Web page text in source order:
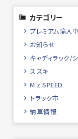
カテゴリー
プレミアム輸入
お知らせ
キャディラック/
スズキ
M'z SPEED
トラック市
納車情報